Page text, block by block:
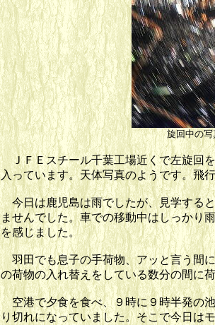
旋回中の
ＪＦＥスチール千葉工場近くで左旋回
入っています。天体写真のようです。飛
今日は鹿児島は雨でしたが、見学する
ませんでした。車での移動中はしっかり
を感じました。
羽田でも息子の手荷物、アッと言う間
の荷物の入れ替えをしている数分の間に
空港で夕食を食べ、９時に９時半発の
り切れになっていました。そこで今日は